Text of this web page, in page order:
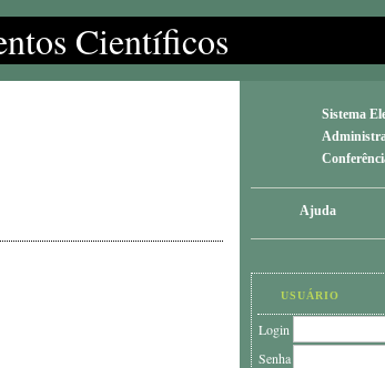
Científicos
Sistema
Ajuda
USUÁRIO
Login
Senha